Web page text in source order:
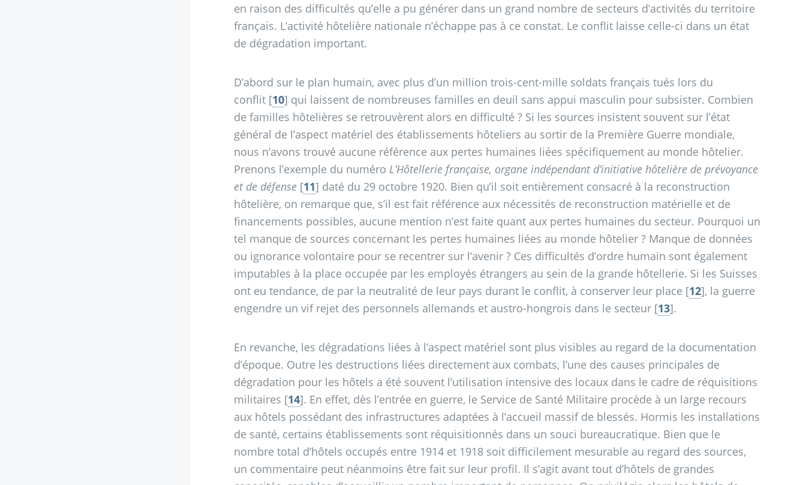
en raison des difficultés qu’elle a pu générer dans un grand nombre de secteurs d’activités du territoire
français. L’activité hôtelière nationale n’échappe pas à ce constat. Le conflit laisse celle-ci dans un état
de dégradation important.
D’abord sur le plan humain, avec plus d’un million trois-cent-mille soldats français tués lors du
conflit [10] qui laissent de nombreuses familles en deuil sans appui masculin pour subsister. Combien
de familles hôtelières se retrouvèrent alors en difficulté ? Si les sources insistent souvent sur l’état
général de l’aspect matériel des établissements hôteliers au sortir de la Première Guerre mondiale,
nous n’avons trouvé aucune référence aux pertes humaines liées spécifiquement au monde hôtelier.
Prenons l’exemple du numéro L’Hôtellerie française, organe indépendant d’initiative hôtelière de prévoyance
et de défense [11] daté du 29 octobre 1920. Bien qu’il soit entièrement consacré à la reconstruction
hôtelière, on remarque que, s’il est fait référence aux nécessités de reconstruction matérielle et de
financements possibles, aucune mention n’est faite quant aux pertes humaines du secteur. Pourquoi un
tel manque de sources concernant les pertes humaines liées au monde hôtelier ? Manque de données
ou ignorance volontaire pour se recentrer sur l’avenir ? Ces difficultés d’ordre humain sont également
imputables à la place occupée par les employés étrangers au sein de la grande hôtellerie. Si les Suisses
ont eu tendance, de par la neutralité de leur pays durant le conflit, à conserver leur place [12], la guerre
engendre un vif rejet des personnels allemands et austro-hongrois dans le secteur [13].
En revanche, les dégradations liées à l’aspect matériel sont plus visibles au regard de la documentation
d’époque. Outre les destructions liées directement aux combats, l’une des causes principales de
dégradation pour les hôtels a été souvent l’utilisation intensive des locaux dans le cadre de réquisitions
militaires [14]. En effet, dès l’entrée en guerre, le Service de Santé Militaire procède à un large recours
aux hôtels possédant des infrastructures adaptées à l’accueil massif de blessés. Hormis les installations
de santé, certains établissements sont réquisitionnés dans un souci bureaucratique. Bien que le
nombre total d’hôtels occupés entre 1914 et 1918 soit difficilement mesurable au regard des sources,
un commentaire peut néanmoins être fait sur leur profil. Il s’agit avant tout d’hôtels de grandes